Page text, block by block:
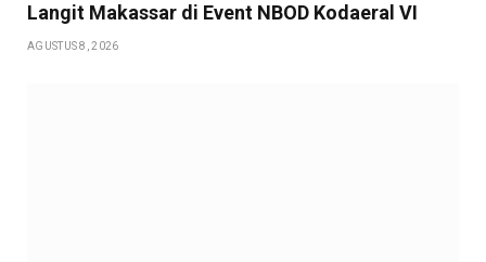
Langit Makassar di Event NBOD Kodaeral VI
AGUSTUS 8, 2026